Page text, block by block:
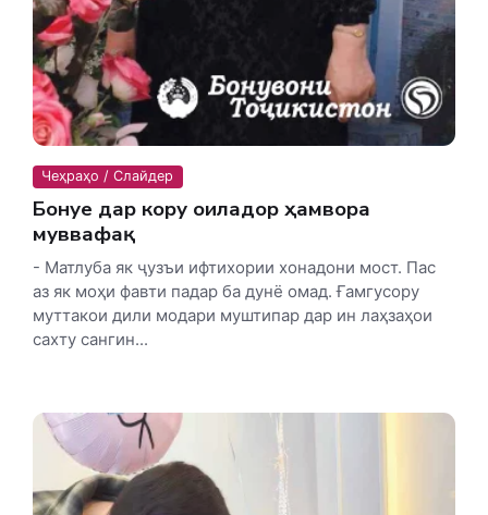
Чеҳраҳо / Слайдер
Бонуе дар кору оиладорӣ ҳамвора
муввафақ
- Матлуба як ҷузъи ифтихории хонадони мост. Пас
аз як моҳи фавти падар ба дунё омад. Ғамгусору
муттакои дили модари муштипар дар ин лаҳзаҳои
сахту сангин...